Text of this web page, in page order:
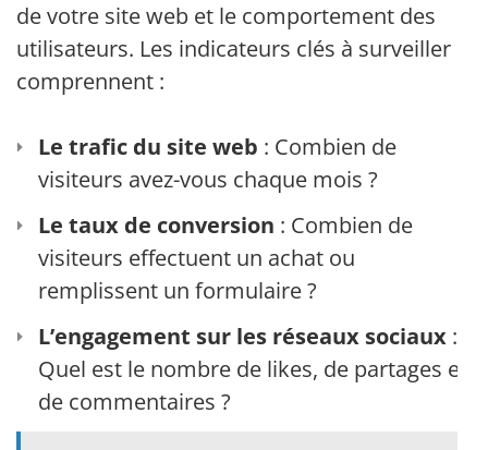
de votre site web et le comportement des
utilisateurs. Les indicateurs clés à surveiller
comprennent :
Le trafic du site web : Combien de
visiteurs avez-vous chaque mois ?
Le taux de conversion : Combien de
visiteurs effectuent un achat ou
remplissent un formulaire ?
L’engagement sur les réseaux sociaux :
Quel est le nombre de likes, de partages et
de commentaires ?